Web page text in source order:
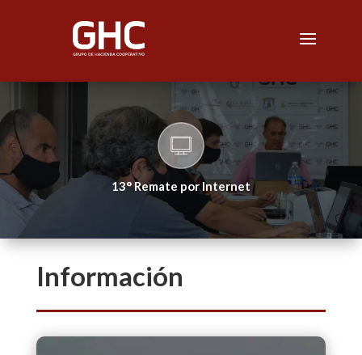
13° Remate por Internet
Información